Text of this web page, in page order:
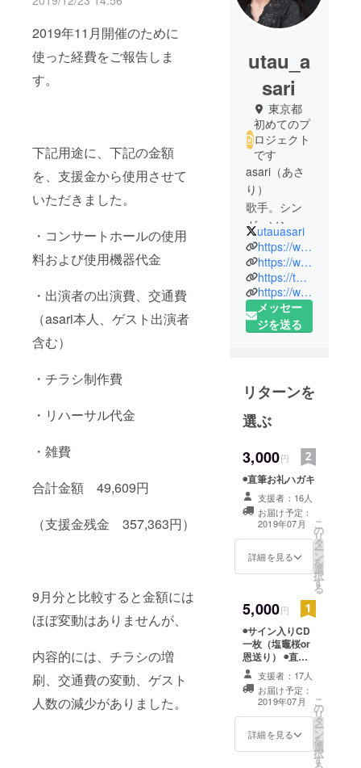
2019年11月開催のために
使った経費をご報告しま
す。
下記用途に、下記の金額
を、支援金から使用させて
いただきました。
・コンサートホールの使用
料および使用機器代金
・出演者の出演費、交通費
（asari本人、ゲスト出演者
含む）
・チラシ制作費
・リハーサル代金
・雑費
合計金額 49,609円
（支援金残金 357,363円）
9月分と比較すると金額には
ほぼ変動はありませんが、
内容的には、チラシの増
刷、交通費の変動、ゲスト
人数の減少がありました。
utau_a
sari
東京都
初めてのプ
ロジェクト
です
asari（あさ
り）
歌手。シン
ガーソング
ライター。
宮城県塩竈
市出身。東
京都在住。
2009年より
に出場、多
くの大会で
入賞を果た
2011年に
asariとして
活動を開
始。東日本
大震災での
自身の経験
から生まれ
ロード
ショー映画
｢救いたい｣
の挿入歌に
起用され注
目を集め
た。震災復
興活動にも
utauasari
https://www.utauasari.com
https://www.facebook.com/asari.utau
https://twitter.com/utauasari
https://www.instagram.com/utau_asari/
メッセー
ジを送る
リターンを
選ぶ
3,000円
◉直筆お礼ハガキ
支援者：16人
お届け予定：
2019年07月
詳細を見る
こ
の
リ
タ
ー
ン
を
選
択
す
る
5,000円
◉サイン入りCD
一枚（塩竈桜or
恩送り） ◉直筆
お礼ハガキ
支援者：17人
お届け予定：
2019年07月
詳細を見る
こ
の
リ
タ
ー
ン
を
選
択
す